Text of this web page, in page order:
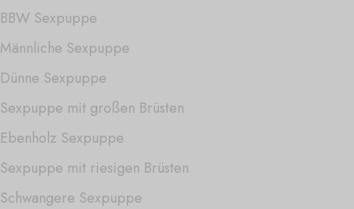
BBW Sexpuppe
Männliche Sexpuppe
Dünne Sexpuppe
Sexpuppe mit großen Brüsten
Ebenholz Sexpuppe
Sexpuppe mit riesigen Brüsten
Schwangere Sexpuppe